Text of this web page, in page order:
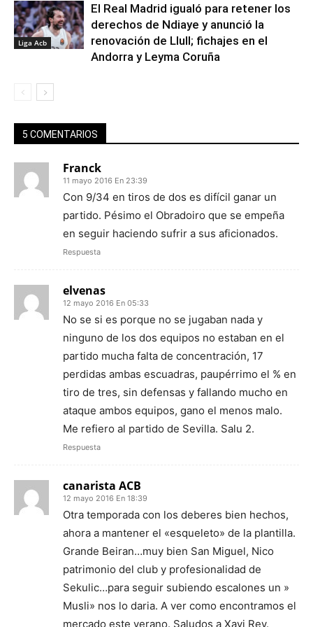
Liga Acb
El Real Madrid igualó para retener los
derechos de Ndiaye y anunció la
renovación de Llull; fichajes en el
Andorra y Leyma Coruña
5 COMENTARIOS
Franck
11 mayo 2016 En 23:39
Con 9/34 en tiros de dos es difícil ganar un
partido. Pésimo el Obradoiro que se empeña
en seguir haciendo sufrir a sus aficionados.
Respuesta
elvenas
12 mayo 2016 En 05:33
No se si es porque no se jugaban nada y
ninguno de los dos equipos no estaban en el
partido mucha falta de concentración, 17
perdidas ambas escuadras, paupérrimo el % en
tiro de tres, sin defensas y fallando mucho en
ataque ambos equipos, gano el menos malo.
Me refiero al partido de Sevilla. Salu 2.
Respuesta
canarista ACB
12 mayo 2016 En 18:39
Otra temporada con los deberes bien hechos,
ahora a mantener el «esqueleto» de la plantilla.
Grande Beiran…muy bien San Miguel, Nico
patrimonio del club y profesionalidad de
Sekulic…para seguir subiendo escalones un »
Musli» nos lo daria. A ver como encontramos el
mercado este verano. Saludos a Xavi Rey.